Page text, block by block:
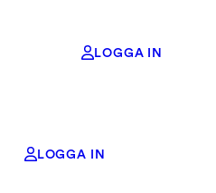
LOGGA IN
LOGGA IN« Alla Evenemang